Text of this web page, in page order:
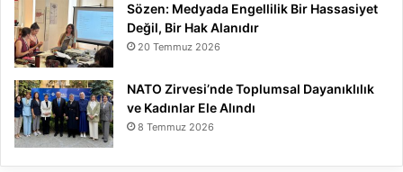
Sözen: Medyada Engellilik Bir Hassasiyet
Değil, Bir Hak Alanıdır
20 Temmuz 2026
NATO Zirvesi’nde Toplumsal Dayanıklılık
ve Kadınlar Ele Alındı
8 Temmuz 2026